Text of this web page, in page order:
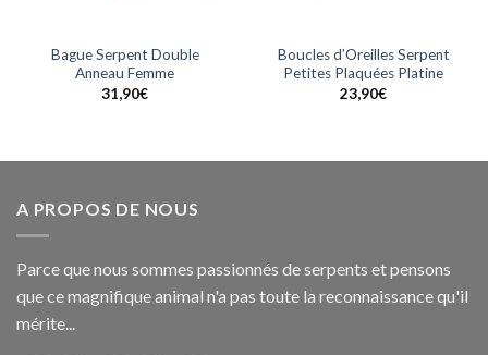
Bague Serpent Double
Anneau Femme
31,90€
Boucles d’Oreilles Serpent
Petites Plaquées Platine
23,90€
A PROPOS DE NOUS
Parce que nous sommes passionnés de serpents et pensons
que ce magnifique animal n'a pas toute la reconnaissance qu'il
mérite...